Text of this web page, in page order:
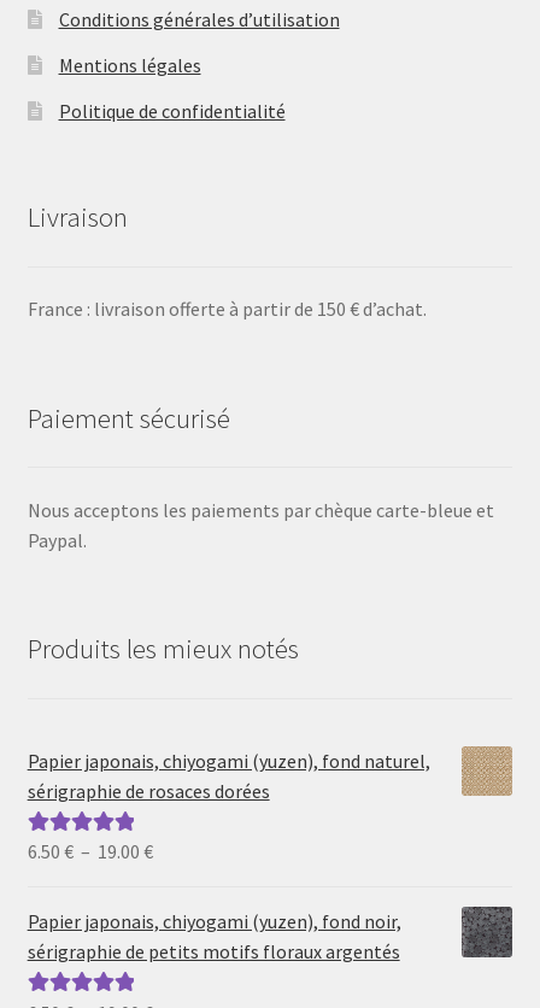
Conditions générales d’utilisation
Mentions légales
Politique de confidentialité
Livraison
France : livraison offerte à partir de 150 € d’achat.
Paiement sécurisé
Nous acceptons les paiements par chèque carte-bleue et
Paypal.
Produits les mieux notés
Papier japonais, chiyogami (yuzen), fond naturel,
sérigraphie de rosaces dorées
Note5.00sur
6.50 € – 19.00 €Plage
prix :
6.50 €
19.00 €
Papier japonais, chiyogami (yuzen), fond noir,
sérigraphie de petits motifs floraux argentés